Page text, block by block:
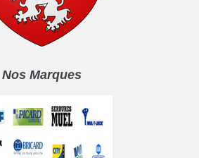
Nos Marques